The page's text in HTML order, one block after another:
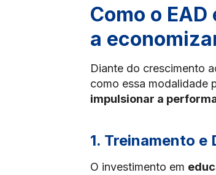
Como o
a
Diante do crescimento
como essa modalidade
impulsionar a
1. Treinamento
O investimento em